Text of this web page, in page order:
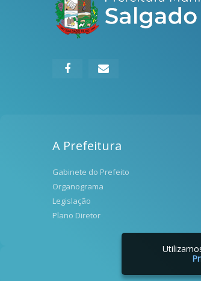
A Prefeitura
Gabinete do Prefeito
Organograma
Legislação
Plano Diretor